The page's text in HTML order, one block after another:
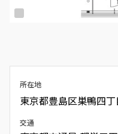
所在地
東京都豊島区巣鴨四
交通